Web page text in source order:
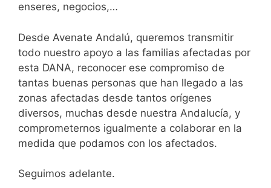
enseres, negocios,…
Desde Avenate Andalú, queremos transmitir
todo nuestro apoyo a las familias afectadas por
esta DANA, reconocer ese compromiso de
tantas buenas personas que han llegado a las
zonas afectadas desde tantos orígenes
diversos, muchas desde nuestra Andalucía, y
comprometernos igualmente a colaborar en la
medida que podamos con los afectados.
Seguimos adelante.